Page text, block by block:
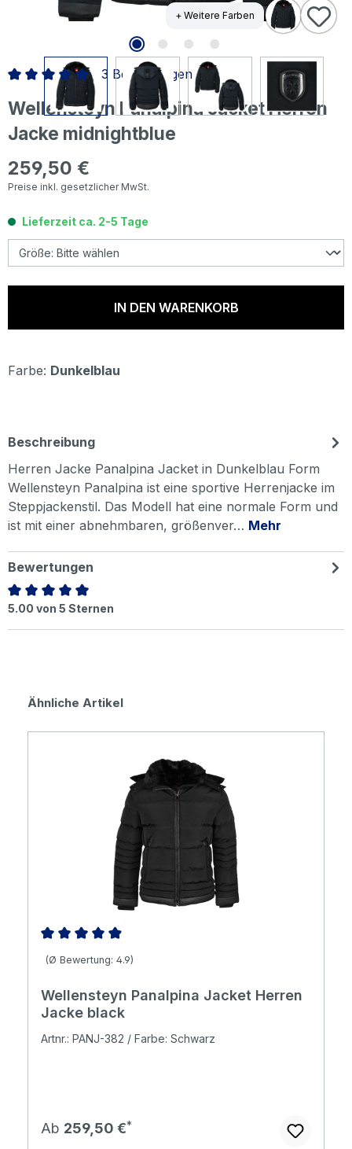
+ Weitere Farben
Wellensteyn Panalpina Jacket Herren
Jacke midnightblue
Regulärer Preis:
259,50 €
Preise inkl. gesetzlicher MwSt.
Durchschnittliche Bewertung von 5 von 5 Sternen
3 Bewertungen
Lieferzeit ca. 2-5 Tage
IN DEN WARENKORB
Farbe: Dunkelblau
Beschreibung
Herren Jacke Panalpina Jacket in Dunkelblau Form
Wellensteyn Panalpina ist eine sportive Herrenjacke im
Steppjackenstil. Das Modell hat eine normale Form und
ist mit einer abnehmbaren, größenver… Mehr
Bewertungen
Durchschnittliche Bewertung von 5 von 5 Sternen
5.00 von 5 Sternen
Produktgalerie überspringen
Ähnliche Artikel
Durchschnittliche Bewertung von 4.89 von 5 Sternen
(Ø Bewertung: 4.9)
Wellensteyn Panalpina Jacket Herren
Jacke black
Artnr.: PANJ-382 / Farbe: Schwarz
Regulärer Preis:
Ab 259,50 €